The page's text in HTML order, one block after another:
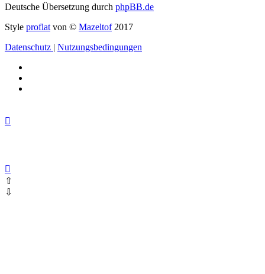
Deutsche Übersetzung durch phpBB.de
Style proflat von © Mazeltof2017
Datenschutz | Nutzungsbedingungen
⇧
⇩